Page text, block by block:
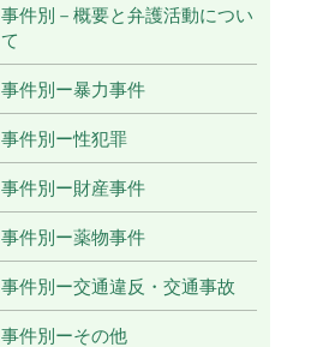
事件別－概要と弁護活動につい
て
事件別ー暴力事件
事件別ー性犯罪
事件別ー財産事件
事件別ー薬物事件
事件別ー交通違反・交通事故
事件別ーその他